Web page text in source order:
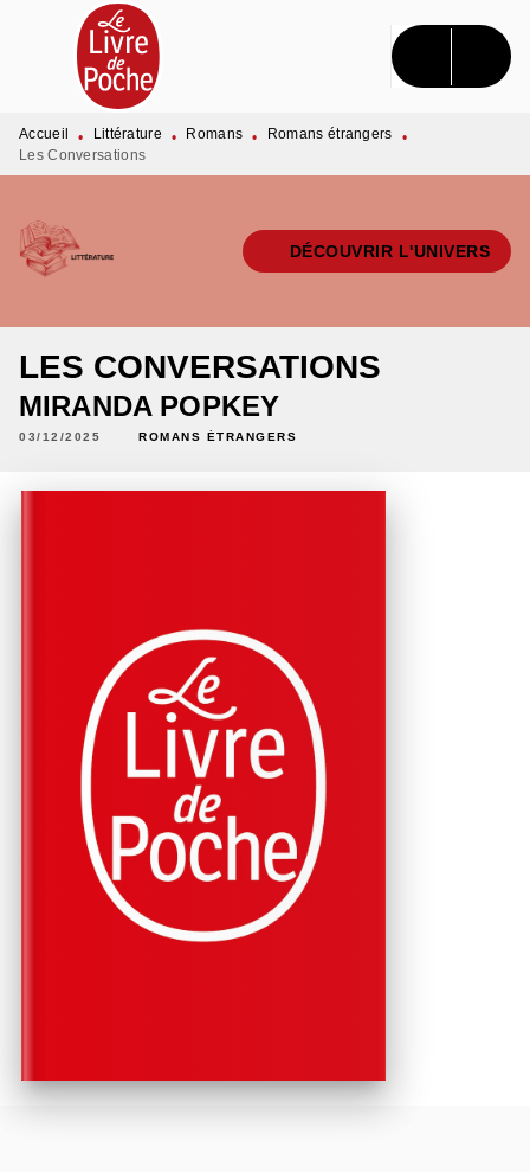
MENU RECHERCHE CONTENU
PIED DE PAGE
Accueil • Littérature • Romans • Romans étrangers
•
Les Conversations
DÉCOUVRIR L'UNIVERS
LES CONVERSATIONS
MIRANDA POPKEY
03/12/2025 ROMANS ÉTRANGERS